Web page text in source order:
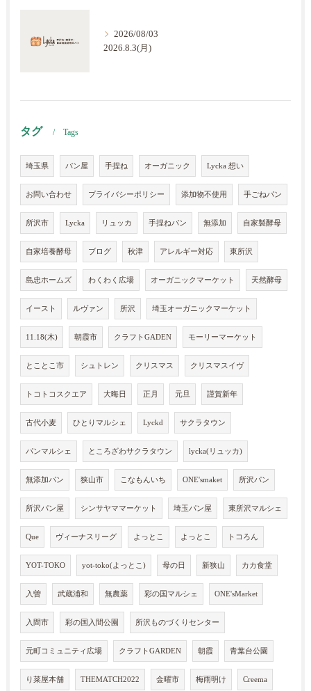
2026/08/03
2026.8.3(月)
タグ Tags
埼玉県 パン屋 手捏ね オーガニック Lycka 想い
お問い合わせ プライバシーポリシー 添加物不使用 手ごねパン
所沢市 Lycka リュッカ 手捏ねパン 無添加 自家製酵母
自家培養酵母 ブログ 秋津 アレルギー対応 東所沢
島忠ホームズ わくわく広場 オーガニックマーケット 天然酵母
イースト ルヴァン 所沢 埼玉オーガニックマーケット
11.18(木) 朝霞市 クラフトGADEN モーリーマーケット
とことこ市 シュトレン クリスマス クリスマスイヴ
トコトコスクエア 大晦日 正月 元旦 謹賀新年
古代小麦 ひとりマルシェ Lyckd サクラタウン
パンマルシェ ところざわサクラタウン lycka(リュッカ)
無添加パン 狭山市 こなもんいち ONE'smaket 所沢パン
所沢パン屋 シンサヤママーケット 埼玉パン屋 東所沢マルシェ
Que ヴィーナスリーグ よっとこ よっとこ トコろん
YOT-TOKO yot-toko(よっとこ) 母の日 新狭山 カカ食堂
入曽 武蔵浦和 無農薬 彩の国マルシェ ONE'sMarket
入間市 彩の国入間公園 所沢ものづくりセンター
元町コミュニティ広場 クラフトGARDEN 朝霞 青葉台公園
り菜屋本舗 THEMATCH2022 金曜市 梅雨明け Creema